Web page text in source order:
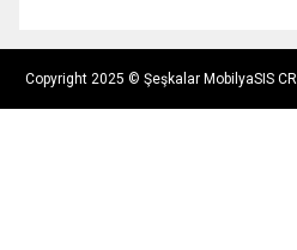
Copyright 2025 © Şeşkalar MobilyaSIS